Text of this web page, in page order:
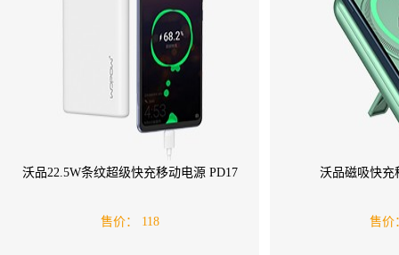
沃品22.5W条纹超级快充移动电源 PD17
售价： 118
沃品磁吸快充
售价